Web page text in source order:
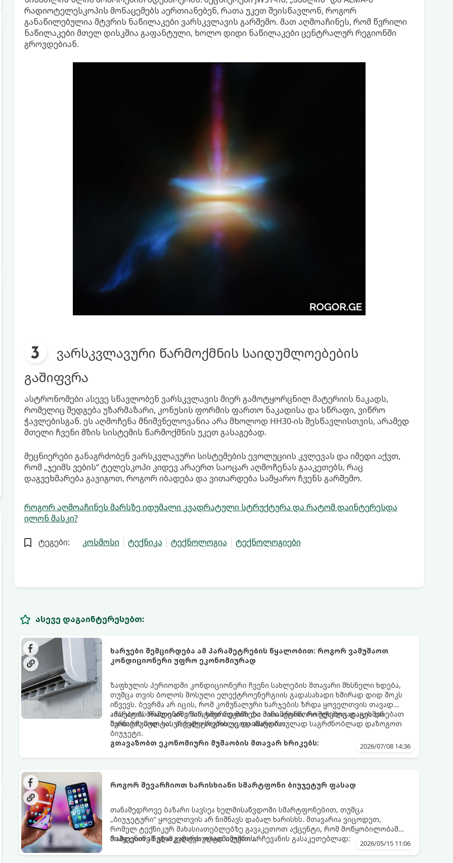
რადიოტელესკოპის მონაცემებს აერთიანებენ, რათა უკეთ შეისწავლონ, როგორ
განაწილებულია მტვრის ნაწილაკები ვარსკვლავის გარშემო. მათ აღმოაჩინეს, რომ წვრილი
ნაწილაკები მთელ დისკშია გაფანტული, ხოლო დიდი ნაწილაკები ცენტრალურ რეგიონში
გროვდებიან.
ვარსკვლავური წარმოქმნის საიდუმლოებების
გაშიფვრა
ასტრონომები ასევე სწავლობენ ვარსკვლავის მიერ გამოტყორცნილ მატერიის ნაკადს,
რომელიც შედგება უზარმაზარი, კონუსის ფორმის ფართო ნაკადისა და სწრაფი, ვიწრო
ჭავლებისგან. ეს აღმოჩენა მნიშვნელოვანია არა მხოლოდ HH30-ის შესწავლისთვის, არამედ
მთელი ჩვენი მზის სისტემის წარმოქმნის უკეთ გასაგებად.
მეცნიერები განაგრძობენ ვარსკვლავური სისტემების ევოლუციის კვლევას და იმედი აქვთ,
რომ „ჯეიმს ვების“ ტელესკოპი კიდევ არაერთ საოცარ აღმოჩენას გააკეთებს, რაც
დაგვეხმარება გავიგოთ, როგორ იბადება და ვითარდება სამყარო ჩვენს გარშემო.
როგორ აღმოაჩინეს მარსზე იდუმალი კვადრატული სტრუქტურა და რატომ დაინტერესდა
ილონ მასკი?
ტეგები: კოსმოსი ტექნიკა ტექნოლოგია ტექნოლოგიები
ასევე დაგაინტერესებთ:
ხარჯები შემცირდება ამ პარამეტრების წყალობით: როგორ ვამუშაოთ
კონდიციონერი უფრო ეკონომიურად
ზაფხულის პერიოდში კონდიციონერი ჩვენი სახლების მთავარი მხსნელი ხდება,
თუმცა თვის ბოლოს მოსული ელექტროენერგიის გადასახადი ხშირად დიდ შოკს
იწვევს. ბევრმა არ იცის, რომ კომუნალური ხარჯების ზრდა ყოველთვის თავად
აპარატის ბრალი არ არის, ხშირად მიზეზი მისი არასწორი ექსპლუატაცია და
მართვის პულტის პარამეტრების უცოდინარობაა.
არსებობს რამდენიმე მარტივი რეჟიმი და პარამეტრი, რომლებიც დაგეხმარებათ
შეინარჩუნოთ სასურველი სიგრილე და ამავდროულად საგრძნობლად დაზოგოთ
ბიუჯეტი.
გთავაზობთ ეკონომიური მუშაობის მთავარ ხრიკებს:
2026/07/08 14:36
როგორ შევარჩიოთ ხარისხიანი სმარტფონი ბიუჯეტურ ფასად
თანამედროვე ბაზარი სავსეა ხელმისაწვდომი სმარტფონებით, თუმცა
„ბიუჯეტური“ ყოველთვის არ ნიშნავს დაბალ ხარისხს. მთავარია ვიცოდეთ,
რომელ ტექნიკურ მახასიათებლებზე გავაკეთოთ აქცენტი, რომ მოწყობილობამ
რამდენიმე წელი გამართულად იმუშაოს.
მიჰყევით ამ გზამკვლევს ოპტიმალური არჩევანის გასაკეთებლად: 2026/05/15 11:06